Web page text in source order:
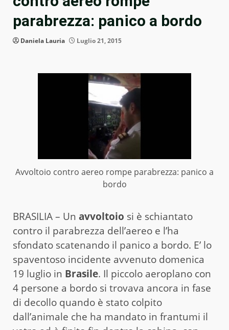
parabrezza: panico a bordo
Daniela Lauria Luglio 21, 2015
Avvoltoio contro aereo rompe parabrezza: panico a
bordo
BRASILIA – Un avvoltoio si è schiantato
contro il parabrezza dell’aereo e l’ha
sfondato scatenando il panico a bordo. E’ lo
spaventoso incidente avvenuto domenica
19 luglio in Brasile. Il piccolo aeroplano con
4 persone a bordo si trovava ancora in fase
di decollo quando è stato colpito
dall’animale che ha mandato in frantumi il